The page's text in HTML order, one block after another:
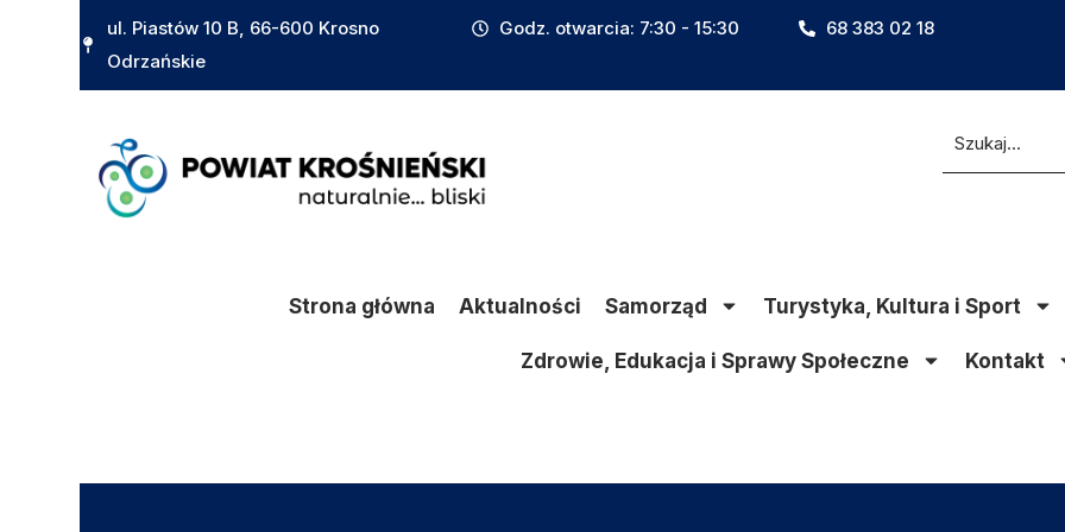
treściul. Piastów 10 B, 66-600 Krosno
Odrzańskie
Godz. otwarcia: 7:30 - 15:30 68 383 02 18
Strona główna Aktualności Samorząd Turystyka, Kultura i Sport
Zdrowie, Edukacja i Sprawy Społeczne Kontakt